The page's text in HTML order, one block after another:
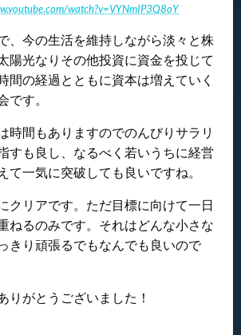
watch?v=VYNmIP3Q8oY
、今の生活を維持しながら淡々と株
陽光なりその他投資に資金を投じて
間の経過とともに資本は増えていく
です。
時間もありますのでのんびりサラリ
すも良し、なるべく若いうちに経営
て一気に突破しても良いですね。
クリアです。ただ目標に向けて一日
ねるのみです。それはどんな小さな
きり頑張るでもなんでも良いので
りがとうございました！